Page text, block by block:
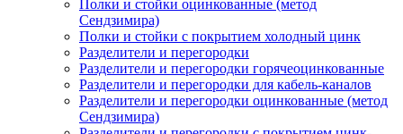
Полки и стойки оцинкованные (метод
Сендзимира)
Полки и стойки с покрытием холодный цинк
Разделители и перегородки
Разделители и перегородки горячеоцинкованные
Разделители и перегородки для кабель-каналов
Разделители и перегородки оцинкованные (метод
Сендзимира)